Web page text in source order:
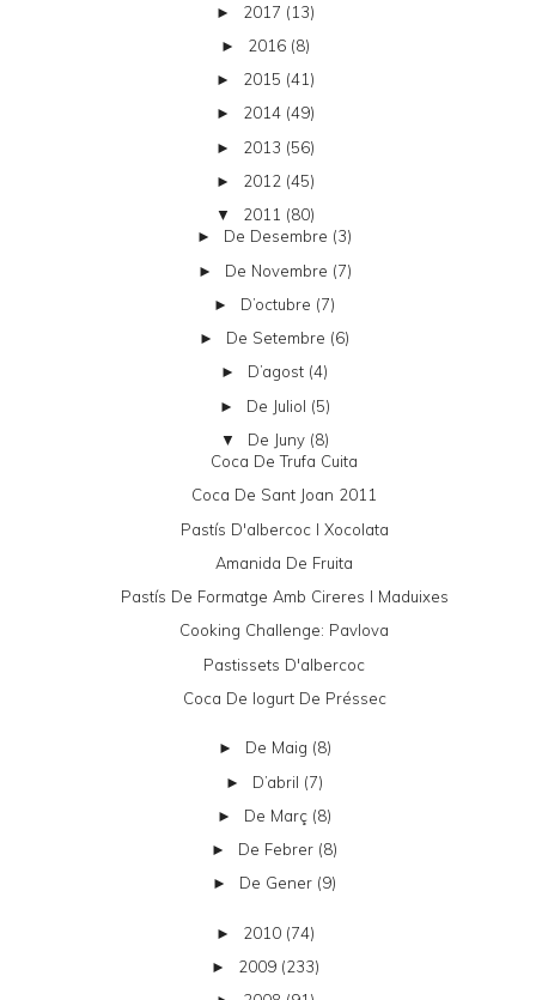
► 2017 (13)
► 2016 (8)
► 2015 (41)
► 2014 (49)
► 2013 (56)
► 2012 (45)
▼ 2011 (80)
► De Desembre (3)
► De Novembre (7)
► D’octubre (7)
► De Setembre (6)
► D’agost (4)
► De Juliol (5)
▼ De Juny (8)
Coca De Trufa Cuita
Coca De Sant Joan 2011
Pastís D'albercoc I Xocolata
Amanida De Fruita
Pastís De Formatge Amb Cireres I Maduixes
Cooking Challenge: Pavlova
Pastissets D'albercoc
Coca De Iogurt De Préssec
► De Maig (8)
► D’abril (7)
► De Març (8)
► De Febrer (8)
► De Gener (9)
► 2010 (74)
► 2009 (233)